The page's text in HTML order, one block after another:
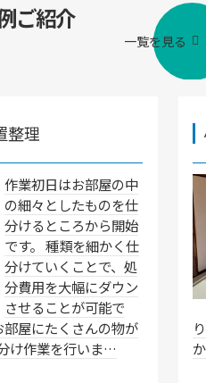
ご紹介
一覧を見る
整理
作業初日はお部屋の中
の細々としたものを仕
分けるところから開始
です。 種類を細かく仕
分けていくことで、処
分費用を大幅にダウン
させることが可能で
屋にたくさんの物が
け作業を行いま…